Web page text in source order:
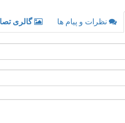
نظرات و پیام ها گالری